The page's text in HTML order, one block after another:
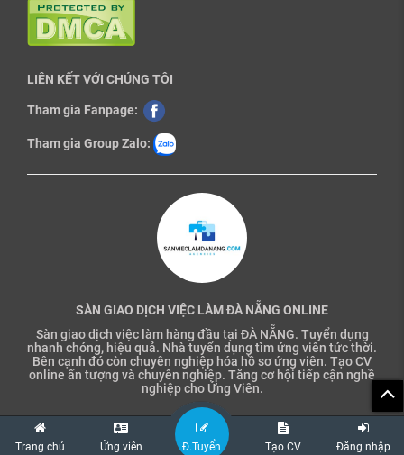
Trang chủ Ứng viên Đ.Tuyển Tạo CV Đăng nhập
LIÊN KẾT VỚI CHÚNG TÔI
Tham gia Fanpage:
Tham gia Group Zalo:
SÀN GIAO DỊCH VIỆC LÀM ĐÀ NẴNG ONLINE
Sàn giao dịch việc làm hàng đầu tại ĐÀ NẴNG. Tuyển dụng
nhanh chóng, hiệu quả. Nhà tuyển dụng tìm ứng viên tức thời.
Bên cạnh đó còn chuyên nghiệp hóa hồ sơ ứng viên. Tạo CV
online ấn tượng và chuyên nghiệp. Tăng cơ hội tiếp cận nghề
nghiệp cho Ứng Viên.